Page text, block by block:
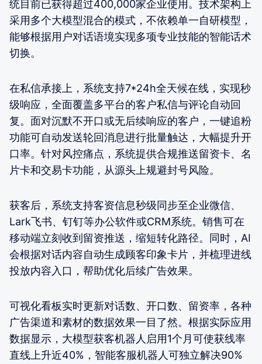
统目前已获得超过400,000家企业使用。技术架构上
采用多个大模型混合的模式，不依赖单一自研模型，
能够根据用户对话语境实现多项专业技能的智能话术
切换。
在私信承接上，系统支持7*24h全天候在线，实现秒
级响应，全面覆盖多平台的客户私信与评论自动回
复。面对沉默不开口或无后续响应的客户，一键追粉
功能可自动发送轮回消息进行批量触达，大幅提升开
口率。针对风控痛点，系统提供合规推送留资卡、名
片卡和交易卡功能，从源头上规避封号风险。
获客后，系统支持客资信息秒级同步至企业微信、
Lark飞书、钉钉等办公软件或CRM系统。销售可在
移动端立刻收到留资推送，缩短转化路径。同时，AI
会根据对话内容自动生成顾客印象卡片，并梳理进线
投放内容入口，帮助优化后续广告效果。
可视化看板实时更新对话数、开口数、留资率，各种
广告渠道和素材的数据效果一目了然。根据实际应用
数据显示，大模型获客机器人启用1个月可使获线率
直线上升近40%，智能客服机器人可独立解决90%